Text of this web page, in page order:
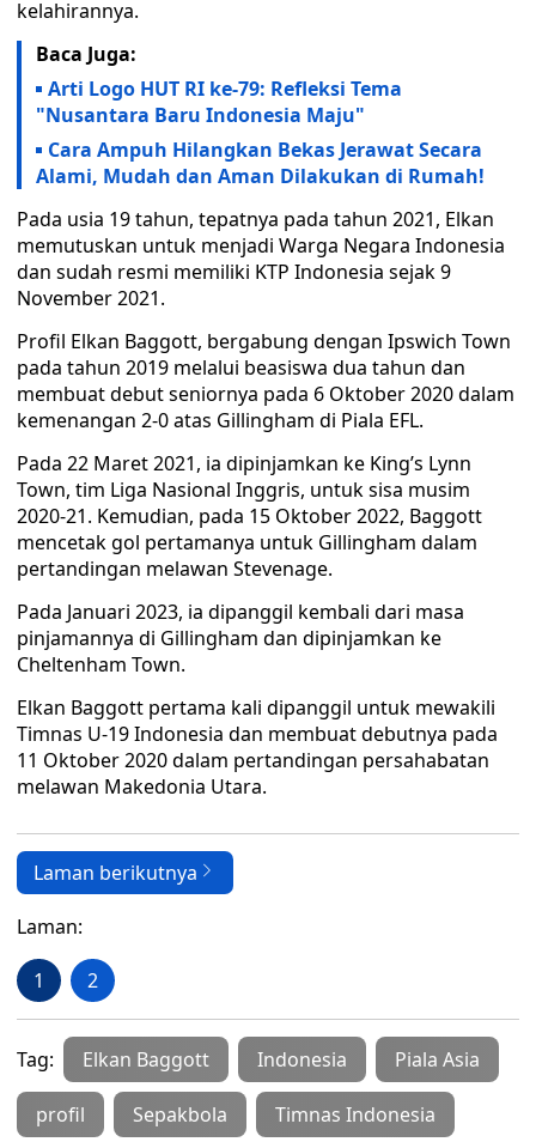
kelahirannya.
Baca Juga:
Arti Logo HUT RI ke-79: Refleksi Tema
"Nusantara Baru Indonesia Maju"
Cara Ampuh Hilangkan Bekas Jerawat Secara
Alami, Mudah dan Aman Dilakukan di Rumah!
Pada usia 19 tahun, tepatnya pada tahun 2021, Elkan
memutuskan untuk menjadi Warga Negara Indonesia
dan sudah resmi memiliki KTP Indonesia sejak 9
November 2021.
Profil Elkan Baggott, bergabung dengan Ipswich Town
pada tahun 2019 melalui beasiswa dua tahun dan
membuat debut seniornya pada 6 Oktober 2020 dalam
kemenangan 2-0 atas Gillingham di Piala EFL.
Pada 22 Maret 2021, ia dipinjamkan ke King’s Lynn
Town, tim Liga Nasional Inggris, untuk sisa musim
2020-21. Kemudian, pada 15 Oktober 2022, Baggott
mencetak gol pertamanya untuk Gillingham dalam
pertandingan melawan Stevenage.
Pada Januari 2023, ia dipanggil kembali dari masa
pinjamannya di Gillingham dan dipinjamkan ke
Cheltenham Town.
Elkan Baggott pertama kali dipanggil untuk mewakili
Timnas U-19 Indonesia dan membuat debutnya pada
11 Oktober 2020 dalam pertandingan persahabatan
melawan Makedonia Utara.
Laman berikutnya
Laman:
1 2
Tag: Elkan Baggott Indonesia Piala Asia
profil Sepakbola Timnas Indonesia